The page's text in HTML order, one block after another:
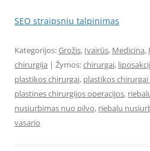
SEO straipsniu talpinimas
Kategorijos:Grožis, Įvairūs, Medicina,
chirurgija | Žymos:chirurgai,
plastikos chirurgai, plastikos
plastines chirurgijos operacijos,
nusiurbimas nuo pilvo, riebalu
vasario